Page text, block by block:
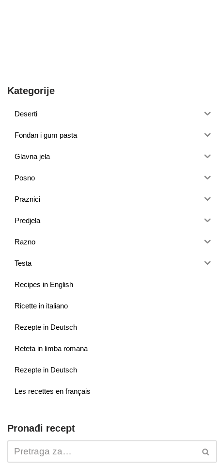
Kategorije
Deserti
Fondan i gum pasta
Glavna jela
Posno
Praznici
Predjela
Razno
Testa
Recipes in English
Ricette in italiano
Rezepte in Deutsch
Reteta in limba romana
Rezepte in Deutsch
Les recettes en français
Pronađi recept